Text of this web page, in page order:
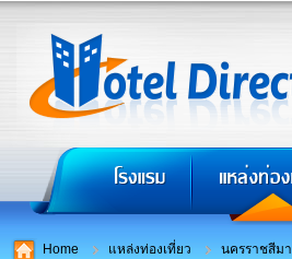
Home แหล่งท่องเที่ยว นครราชสีมา